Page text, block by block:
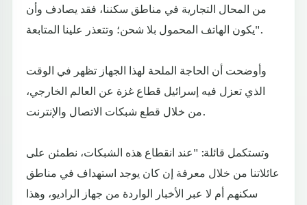
من المحال التجارية في مناطق سكننا، فقد يصادف وأن
يكون الهاتف المحمول بلا شحن؛ وتتعذر علينا المتابعة".
وأوضحت أن الحاجة الملحة لهذا الجهاز تظهر في الوقت
الذي تعزل فيه إسرائيل قطاع غزة عن العالم الخارجي،
من خلال قطع شبكات الاتصال والإنترنت.
وتستكمل قائلة: "عند انقطاع هذه الشبكات، نطمئن على
عائلاتنا من خلال معرفة إن كان يوجد استهداف في مناطق
سكنهم أم لا عبر الأخبار الواردة من جهاز الراديو، وهذا